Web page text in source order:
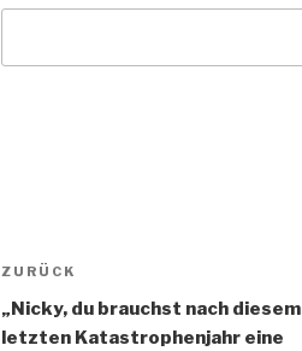
Beitragsnavigation
Vorheriger
Beitrag
ZURÜCK
„Nicky, du brauchst nach diesem
letzten Katastrophenjahr eine